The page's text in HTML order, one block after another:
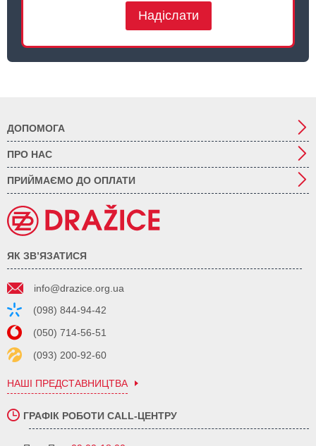
Надіслати
ДОПОМОГА
ПРО НАС
ПРИЙМАЄМО ДО ОПЛАТИ
ЯК ЗВ’ЯЗАТИСЯ
info@drazice.org.ua
(098) 844-94-42
(050) 714-56-51
(093) 200-92-60
НАШІ ПРЕДСТАВНИЦТВА
ГРАФІК РОБОТИ CALL-ЦЕНТРУ